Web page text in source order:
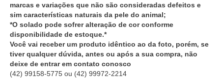
marcas e variações que não são consideradas defeitos e
sim características naturais da pele do animal;
*O solado pode sofrer alteração de cor conforme
disponibilidade de estoque.*
Você vai receber um produto idêntico ao da foto, porém, se
tiver qualquer dúvida, antes ou após a sua compra, não
deixe de entrar em contato conosco
(42) 99158-5775 ou (42) 99972-2214